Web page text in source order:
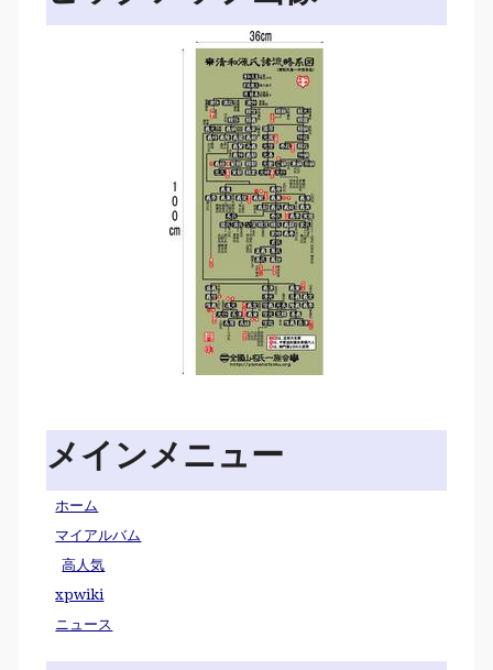
メインメニュー
ホーム
マイアルバム
高人気
xpwiki
ニュース